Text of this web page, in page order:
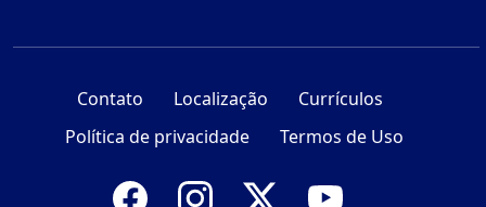
Contato Localização
Currículos
Política de privacidade
Termos de Uso